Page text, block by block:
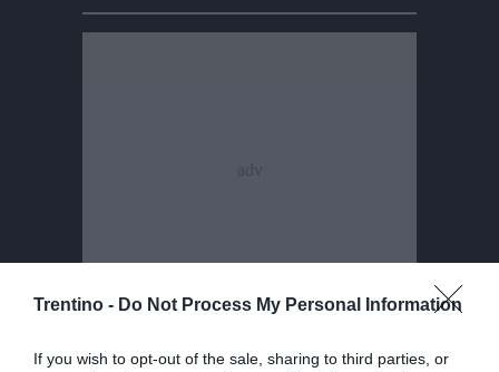
Trentino - Do Not Process My Personal Information
If you wish to opt-out of the sale, sharing to third parties, or